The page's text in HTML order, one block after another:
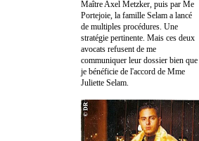
Maître Axel Metzker, puis par Me
Portejoie, la famille Selam a lancé
de multiples procédures. Une
stratégie pertinente. Mais ces deux
avocats refusent de me
communiquer leur dossier bien que
je bénéficie de l'accord de Mme
Juliette Selam.